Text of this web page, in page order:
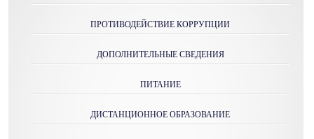
ПРОТИВОДЕЙСТВИЕ КОРРУПЦИИ
ДОПОЛНИТЕЛЬНЫЕ СВЕДЕНИЯ
ПИТАНИЕ
ДИСТАНЦИОННОЕ ОБРАЗОВАНИЕ